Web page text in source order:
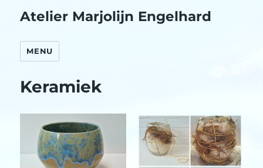
Atelier Marjolijn Engelhard
MENU
Keramiek